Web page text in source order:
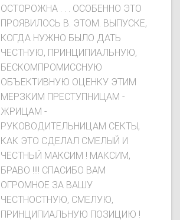
ОСТОРОЖНА . . . ОСОБЕННО ЭТО
ПРОЯВИЛОСЬ В. ЭТОМ. ВЫПУСКЕ,
КОГДА НУЖНО БЫЛО ДАТЬ
ЧЕСТНУЮ, ПРИНЦИПИАЛЬНУЮ,
БЕСКОМПРОМИССНУЮ
ОБЪЕКТИВНУЮ ОЦЕНКУ ЭТИМ
МЕРЗКИМ ПРЕСТУПНИЦАМ -
ЖРИЦАМ -
РУКОВОДИТЕЛЬНИЦАМ СЕКТЫ,
КАК ЭТО СДЕЛАЛ СМЕЛЫЙ И
ЧЕСТНЫЙ МАКСИМ ! МАКСИМ,
БРАВО !!!! СПАСИБО ВАМ
ОГРОМНОЕ ЗА ВАШУ
ЧЕСТНОСТНУЮ, СМЕЛУЮ,
ПРИНЦИПИАЛЬНУЮ ПОЗИЦИЮ !